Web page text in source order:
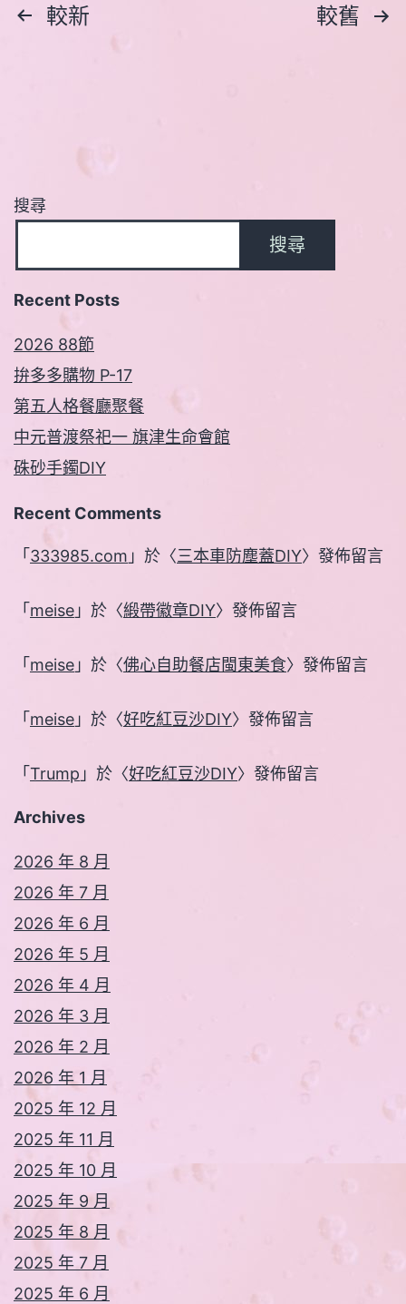
文 較新 較舊
搜尋
搜尋
Recent Posts
2026 88節
拚多多購物 P-17
第五人格餐廳聚餐
中元普渡祭祀一 旗津生命會館
硃砂手鐲DIY
Recent Comments
「333985.com 」於〈三本車防塵蓋DIY〉發佈留言
「meise 」於〈緞帶徽章DIY〉發佈留言
「meise 」於〈佛心自助餐店閩東美食〉發佈留言
「meise 」於〈好吃紅豆沙DIY〉發佈留言
「Trump 」於〈好吃紅豆沙DIY〉發佈留言
Archives
2026 年 8 月
2026 年 7 月
2026 年 6 月
2026 年 5 月
2026 年 4 月
2026 年 3 月
2026 年 2 月
2026 年 1 月
2025 年 12 月
2025 年 11 月
2025 年 10 月
2025 年 9 月
2025 年 8 月
2025 年 7 月
2025 年 6 月